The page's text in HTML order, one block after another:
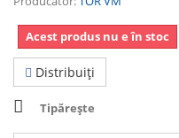
Acest produs nu e în stoc
Distribuiţi
Tipărește